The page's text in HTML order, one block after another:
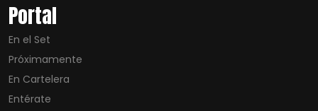
Portal
En el Set
Próximamente
En Cartelera
Entérate